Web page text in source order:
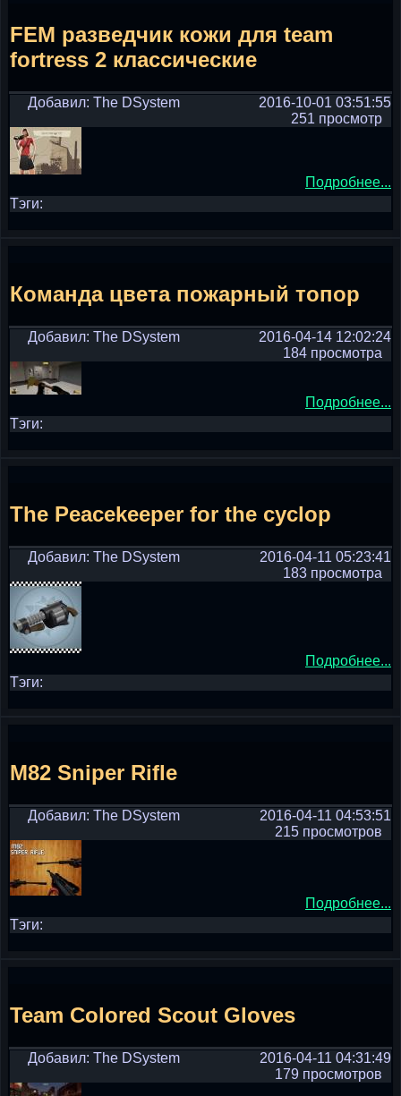
FEM разведчик кожи для team
fortress 2 классические
Добавил: The DSystem
2016-10-01 03:51:55
251 просмотр
Подробнее...
Тэги:
Команда цвета пожарный топор
Добавил: The DSystem
2016-04-14 12:02:24
184 просмотра
Подробнее...
Тэги:
The Peacekeeper for the cyclop
Добавил: The DSystem
2016-04-11 05:23:41
183 просмотра
Подробнее...
Тэги:
M82 Sniper Rifle
Добавил: The DSystem
2016-04-11 04:53:51
215 просмотров
Подробнее...
Тэги:
Team Colored Scout Gloves
Добавил: The DSystem
2016-04-11 04:31:49
179 просмотров